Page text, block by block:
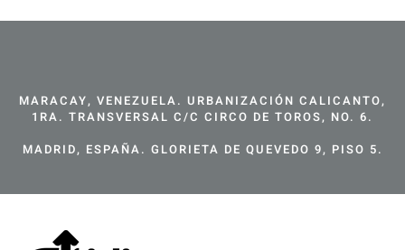
MARACAY, VENEZUELA. URBANIZACIÓN CALICANTO,
1RA. TRANSVERSAL C/C CIRCO DE TOROS, NO. 6.
MADRID, ESPAÑA. GLORIETA DE QUEVEDO 9, PISO 5.